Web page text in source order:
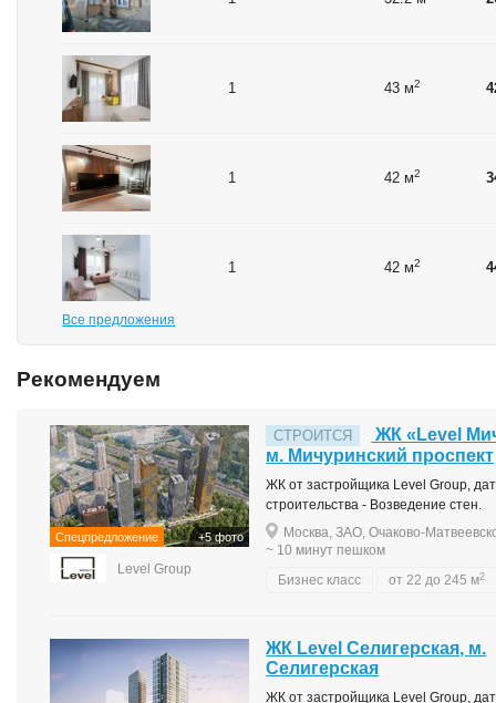
1 43 м2
1 42 м2
1 42 м2
Все предложения
Рекомендуем
Спецпредложение +5 фото
Level Group
СТРОИТСЯ
ЖК «Level
м. Мичуринский проспект
ЖК от застройщика Level Group,
строительства - Возведение стен.
Москва, ЗАО, Очаково-
~ 10 минут пешком
Бизнес класс
от 22 до 245 м2
ЖК Level Селигерская, м.
Селигерская
ЖК от застройщика Level Group,